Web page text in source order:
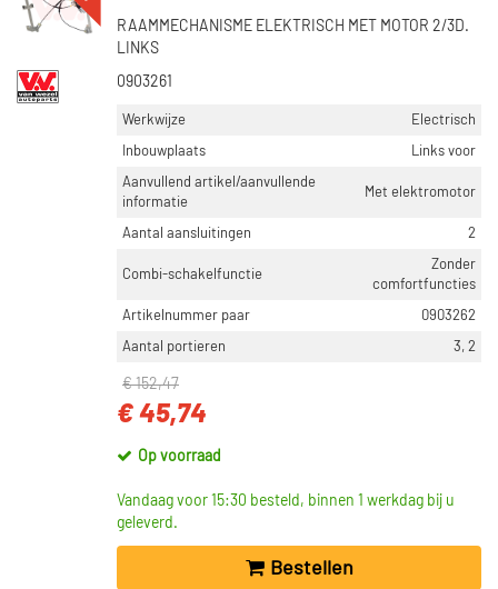
RAAMMECHANISME ELEKTRISCH MET MOTOR 2/3D.
LINKS
0903261
Werkwijze
Electrisch
Inbouwplaats
Links voor
Aanvullend artikel/aanvullende
informatie
Met elektromotor
Aantal aansluitingen 2
Combi-schakelfunctie
Zonder
comfortfuncties
Artikelnummer paar
0903262
Aantal portieren
3, 2
€ 152,47
€ 45,74
Op voorraad
Vandaag voor 15:30 besteld, binnen 1 werkdag bij u
geleverd.
Bestellen